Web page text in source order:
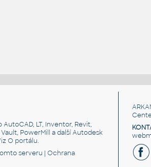
LT, Inventor, Revit,
Vault, PowerMill a další Autodesk
O portálu.
serveru |Ochrana